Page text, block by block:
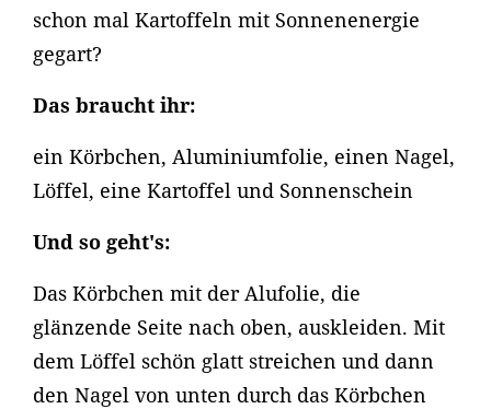
schon mal Kartoffeln mit Sonnenenergie
gegart?
Das braucht ihr:
ein Körbchen, Aluminiumfolie, einen Nagel,
Löffel, eine Kartoffel und Sonnenschein
Und so geht's:
Das Körbchen mit der Alufolie, die
glänzende Seite nach oben, auskleiden. Mit
dem Löffel schön glatt streichen und dann
den Nagel von unten durch das Körbchen